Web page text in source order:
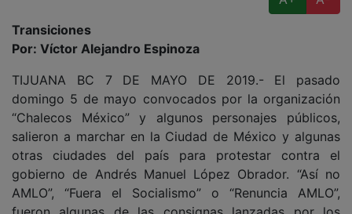
Transiciones
Por: Víctor Alejandro Espinoza
TIJUANA BC 7 DE MAYO DE 2019.- El pasado
domingo 5 de mayo convocados por la organización
“Chalecos México” y algunos personajes públicos,
salieron a marchar en la Ciudad de México y algunas
otras ciudades del país para protestar contra el
gobierno de Andrés Manuel López Obrador. “Así no
AMLO”, “Fuera el Socialismo” o “Renuncia AMLO”,